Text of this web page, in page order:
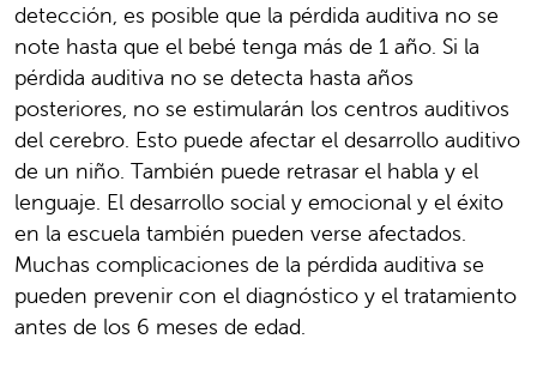
detección, es posible que la pérdida auditiva no se
note hasta que el bebé tenga más de 1 año. Si la
pérdida auditiva no se detecta hasta años
posteriores, no se estimularán los centros auditivos
del cerebro. Esto puede afectar el desarrollo auditivo
de un niño. También puede retrasar el habla y el
lenguaje. El desarrollo social y emocional y el éxito
en la escuela también pueden verse afectados.
Muchas complicaciones de la pérdida auditiva se
pueden prevenir con el diagnóstico y el tratamiento
antes de los 6 meses de edad.